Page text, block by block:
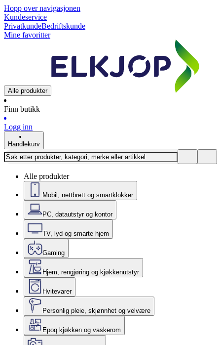
Hopp over navigasjonen
Kundeservice
PrivatkundeBedriftskunde
Mine favoritter
Alle produkter
Finn butikk
Logg inn
Handlekurv
Alle produkter
Mobil, nettbrett og smartklokker
PC, datautstyr og kontor
TV, lyd og smarte hjem
Gaming
Hjem, rengjøring og kjøkkenutstyr
Hvitevarer
Personlig pleie, skjønnhet og velvære
Epoq kjøkken og vaskerom